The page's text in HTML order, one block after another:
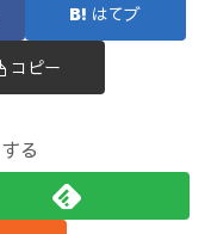
はてブ
コピー
る